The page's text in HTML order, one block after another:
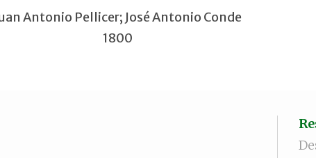
Antonio Pellicer; José Antonio Conde
1800